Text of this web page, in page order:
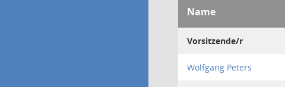
Name
Vorsitzende/r
Wolfgang Peters